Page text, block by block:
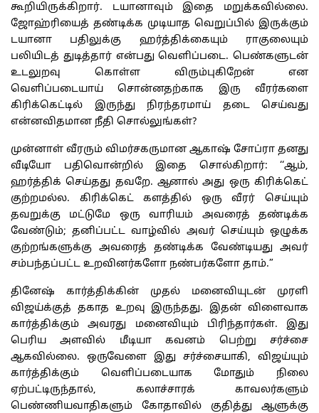
கூறியிருக்கிறார். டயானாவும் இதை மறுக்கவில்லை.
ஜோஹ்ரியைத் தண்டிக்க முடியாத வெறுப்பில் இருக்கும்
டயானா பதிலுக்கு ஹர்த்திக்கையும் ராகுலையும்
பலியிடத் துடித்தார் என்பது வெளிப்படை. பெண்களுடன்
உடலுறவு கொள்ள விரும்புகிறேன் என
வெளிப்படையாய் சொன்னதற்காக இரு வீரர்களை
கிரிக்கெட்டில் இருந்து நிரந்தரமாய் தடை செய்வது
என்னவிதமான நீதி சொல்லுங்கள்?
முன்னாள் வீரரும் விமர்சகருமான ஆகாஷ் சோப்ரா தனது
வீடியோ பதிவொன்றில் இதை சொல்கிறார்: ‘‘ஆம்,
ஹர்த்திக் செய்தது தவறே. ஆனால் அது ஒரு கிரிக்கெட்
குற்றமல்ல. கிரிக்கெட் களத்தில் ஒரு வீரர் செய்யும்
தவறுக்கு மட்டுமே ஒரு வாரியம் அவரைத் தண்டிக்க
வேண்டும்; தனிப்பட்ட வாழ்வில் அவர் செய்யும் ஒழுக்க
குற்றங்களுக்கு அவரைத் தண்டிக்க வேண்டியது அவர்
சம்பந்தப்பட்ட உறவினர்களோ நண்பர்களோ தாம்.”
தினேஷ் கார்த்திக்கின் முதல் மனைவியுடன் முரளி
விஜய்க்குத் தகாத உறவு இருந்தது. இதன் விளைவாக
கார்த்திக்கும் அவரது மனைவியும் பிரிந்தார்கள். இது
பெரிய அளவில் மீடியா கவனம் பெற்று சர்ச்சை
ஆகவில்லை. ஒருவேளை இது சர்ச்சையாகி, விஜய்யும்
கார்த்திக்கும் வெளிப்படையாக மோதும் நிலை
ஏற்பட்டிருந்தால், கலாச்சாரக் காவலர்களும்
பெண்ணியவாதிகளும் கோதாவில் குதித்து ஆளுக்கு